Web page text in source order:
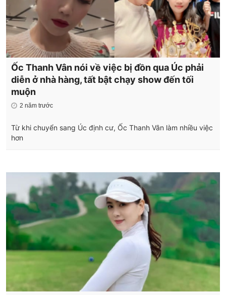
Ốc Thanh Vân nói về việc bị đồn qua Úc phải
diễn ở nhà hàng, tất bật chạy show đến tối
muộn
2 năm trước
Từ khi chuyển sang Úc định cư, Ốc Thanh Vân làm nhiều việc
hơn